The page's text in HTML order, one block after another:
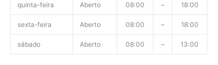
quinta-feira Aberto 08:00 – 18:00
sexta-feira Aberto 08:00 – 18:00
sábado Aberto 08:00 – 13:00